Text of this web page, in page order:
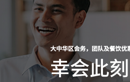
大中华区会务，团队及餐饮优
幸会此刻